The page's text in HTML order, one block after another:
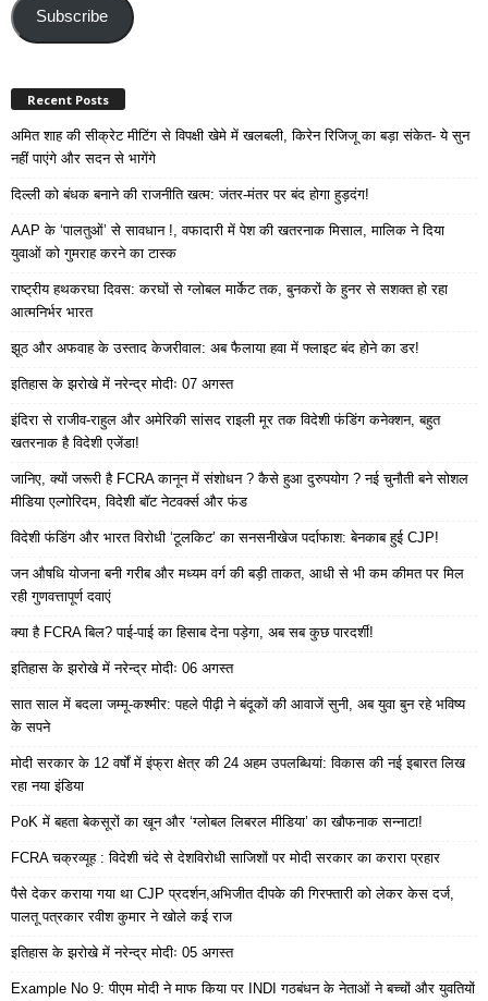
AddressSubscribe
Recent Posts
अमित शाह की सीक्रेट मीटिंग से विपक्षी खेमे में खलबली, किरेन रिजिजू का बड़ा संकेत- ये सुन
नहीं पाएंगे और सदन से भागेंगे
दिल्ली को बंधक बनाने की राजनीति खत्म: जंतर-मंतर पर बंद होगा हुड़दंग!
AAP के ‘पालतुओं’ से सावधान !, वफादारी में पेश की खतरनाक मिसाल, मालिक ने दिया
युवाओं को गुमराह करने का टास्क
राष्ट्रीय हथकरघा दिवस: करघों से ग्लोबल मार्केट तक, बुनकरों के हुनर से सशक्त हो रहा
आत्मनिर्भर भारत
झूठ और अफवाह के उस्ताद केजरीवाल: अब फैलाया हवा में फ्लाइट बंद होने का डर!
इतिहास के झरोखे में नरेन्द्र मोदीः 07 अगस्त
इंदिरा से राजीव-राहुल और अमेरिकी सांसद राइली मूर तक विदेशी फंडिंग कनेक्शन, बहुत
खतरनाक है विदेशी एजेंडा!
जानिए, क्यों जरूरी है FCRA कानून में संशोधन ? कैसे हुआ दुरुपयोग ? नई चुनौती बने सोशल
मीडिया एल्गोरिदम, विदेशी बॉट नेटवर्क्स और फंड
विदेशी फंडिंग और भारत विरोधी ‘टूलकिट’ का सनसनीखेज पर्दाफाश: बेनकाब हुई CJP!
जन औषधि योजना बनी गरीब और मध्यम वर्ग की बड़ी ताकत, आधी से भी कम कीमत पर मिल
रही गुणवत्तापूर्ण दवाएं
क्या है FCRA बिल? पाई-पाई का हिसाब देना पड़ेगा, अब सब कुछ पारदर्शी!
इतिहास के झरोखे में नरेन्द्र मोदीः 06 अगस्त
सात साल में बदला जम्मू-कश्मीर: पहले पीढ़ी ने बंदूकों की आवाजें सुनी, अब युवा बुन रहे भविष्य
के सपने
मोदी सरकार के 12 वर्षों में इंफ्रा क्षेत्र की 24 अहम उपलब्धियां: विकास की नई इबारत लिख
रहा नया इंडिया
PoK में बहता बेकसूरों का खून और ‘ग्लोबल लिबरल मीडिया’ का खौफनाक सन्नाटा!
FCRA चक्रव्यूह : विदेशी चंदे से देशविरोधी साजिशों पर मोदी सरकार का करारा प्रहार
पैसे देकर कराया गया था CJP प्रदर्शन,अभिजीत दीपके की गिरफ्तारी को लेकर केस दर्ज,
पालतू पत्रकार रवीश कुमार ने खोले कई राज
इतिहास के झरोखे में नरेन्द्र मोदीः 05 अगस्त
Example No 9: पीएम मोदी ने माफ किया पर INDI गठबंधन के नेताओं ने बच्चों और युवतियों